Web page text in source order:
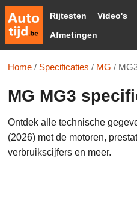
Rijtesten Video's
Afmetingen
Home / Specificaties / MG /
MG MG3
Ontdek alle technische
(2026) met de motoren,
verbruikscijfers en meer.